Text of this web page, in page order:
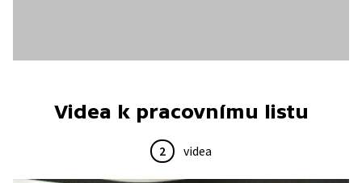
Videa k pracovnímu listu
2 videa